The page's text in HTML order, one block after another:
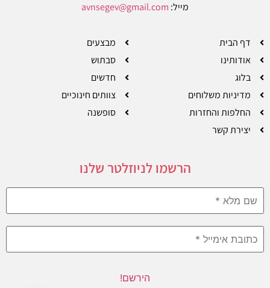
מייל: avnsegev@gmail.com
דף הבית
אודותינו
בלוג
מדיניות משלוחים
החלפות והחזרות
יצירת קשר
מבצעים
סבתוש
חדשים
צוותים חינוכיים
סופשנה
הרשמו לניוזלטר שלנו